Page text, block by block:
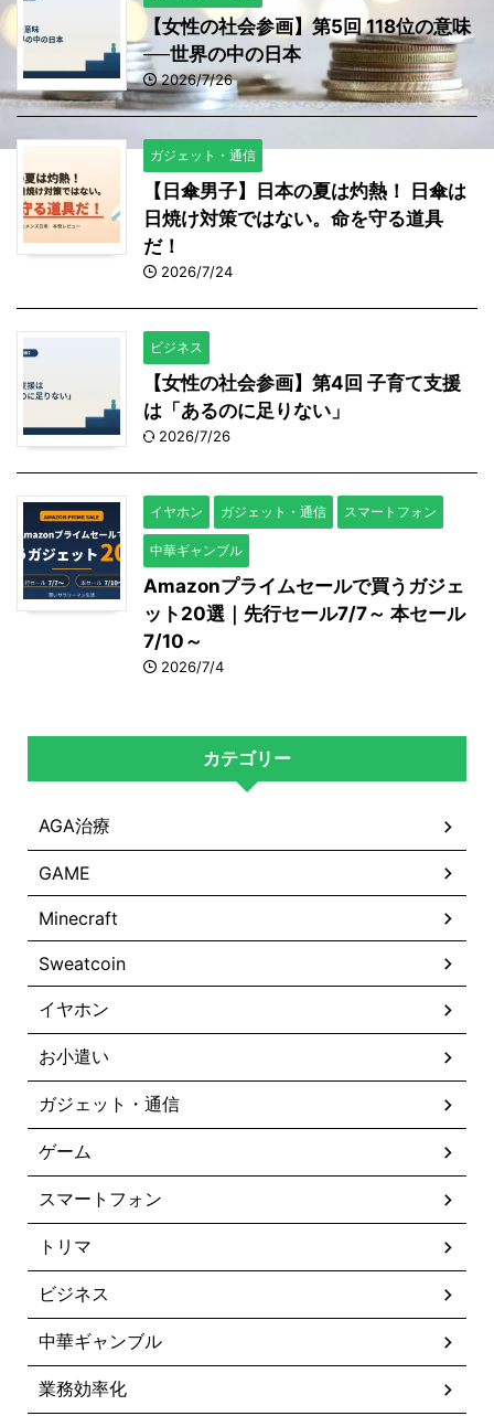
【女性の社会参画】第5回 118位の意味
──世界の中の日本
2026/7/26
ガジェット・通信
【日傘男子】日本の夏は灼熱！ 日傘は
日焼け対策ではない。命を守る道具
だ！
2026/7/24
ビジネス
【女性の社会参画】第4回 子育て支援
は「あるのに足りない」
2026/7/26
イヤホン ガジェット・通信 スマートフォン
中華ギャンブル
Amazonプライムセールで買うガジェ
ット20選｜先行セール7/7～ 本セール
7/10～
2026/7/4
カテゴリー
AGA治療
GAME
Minecraft
Sweatcoin
イヤホン
お小遣い
ガジェット・通信
ゲーム
スマートフォン
トリマ
ビジネス
中華ギャンブル
業務効率化